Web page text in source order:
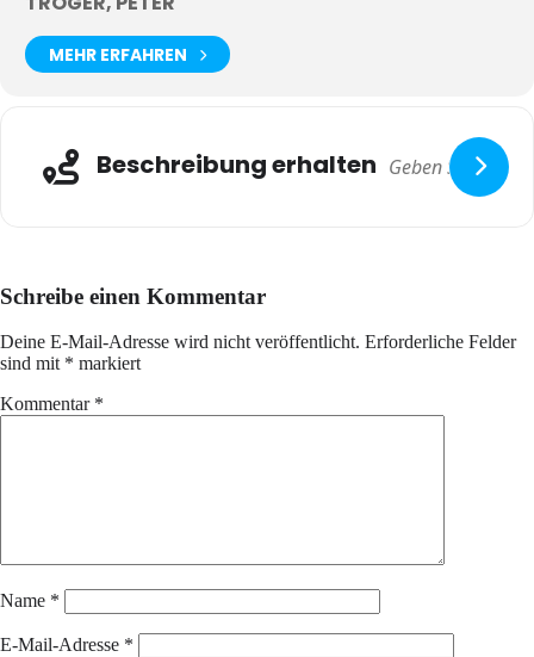
MEHR ERFAHREN
Beschreibung erhalten
Schreibe einen Kommentar
Deine E-Mail-Adresse wird nicht veröffentlicht. Erforderliche Felder
sind mit * markiert
Kommentar *
Name *
E-Mail-Adresse *